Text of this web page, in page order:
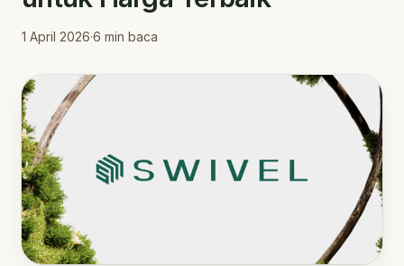
1 April 2026·6 min baca